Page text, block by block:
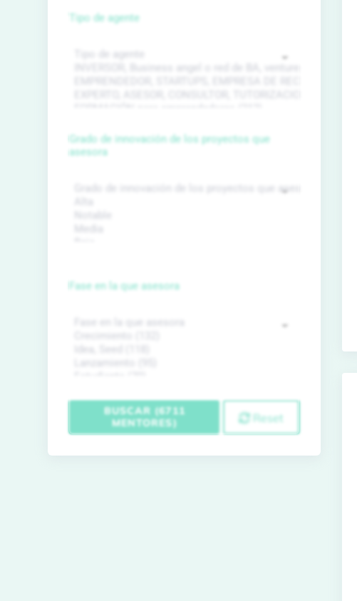
Tipo de agente
Grado de innovación de los proyectos que
asesora
Fase en la que asesora
BUSCAR (6711
MENTORES)
Reset